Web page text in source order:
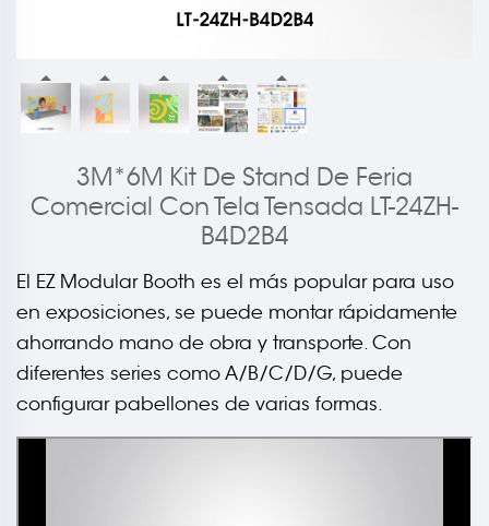
3M*6M Kit De Stand De Feria
Comercial Con Tela Tensada LT-24ZH-
B4D2B4
El EZ Modular Booth es el más popular para uso
en exposiciones, se puede montar rápidamente
ahorrando mano de obra y transporte. Con
diferentes series como A/B/C/D/G, puede
configurar pabellones de varias formas.